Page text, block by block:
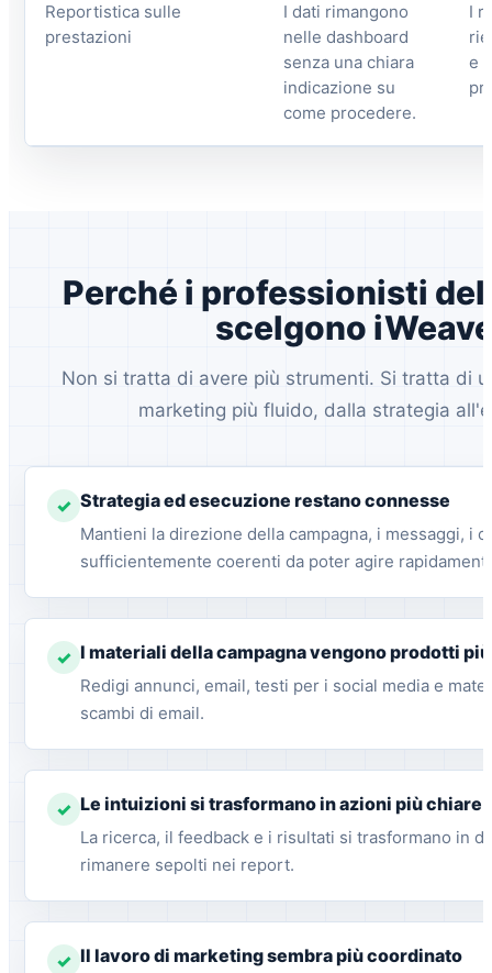
Reportistica sulle
prestazioni
I dati rimangono
nelle dashboard
senza una chiara
indicazione su
come procedere.
I
e
Perché i professionisti
scelgono
Non si tratta di avere più strumenti. Si tratta di
marketing più fluido, dalla strategia
✓ Strategia ed esecuzione restano connesse
Mantieni la direzione della campagna, i messaggi, i
sufficientemente coerenti da poter agire
✓ I materiali della campagna vengono prodotti
Redigi annunci, email, testi per i social media e
scambi di email.
✓ Le intuizioni si trasformano in azioni più chiare
La ricerca, il feedback e i risultati si trasformano in
rimanere sepolti nei report.
✓ Il lavoro di marketing sembra più coordinato